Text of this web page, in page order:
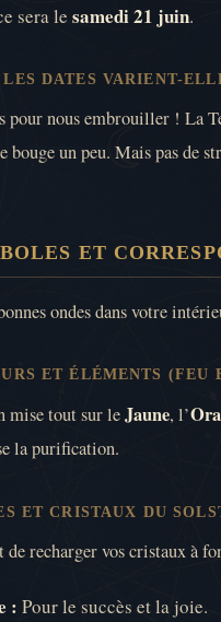
sera le samedi 21 juin.
DATES VARIENT-
pour nous embrouiller ! La
bouge un peu. Mais pas de
ET
ondes dans votre
ET ÉLÉMENTS (FEU
mise tout sur leJaune, l’
la purification.
ET CRISTAUX DU
de recharger vos cristaux à
: Pour le succès et la joie.